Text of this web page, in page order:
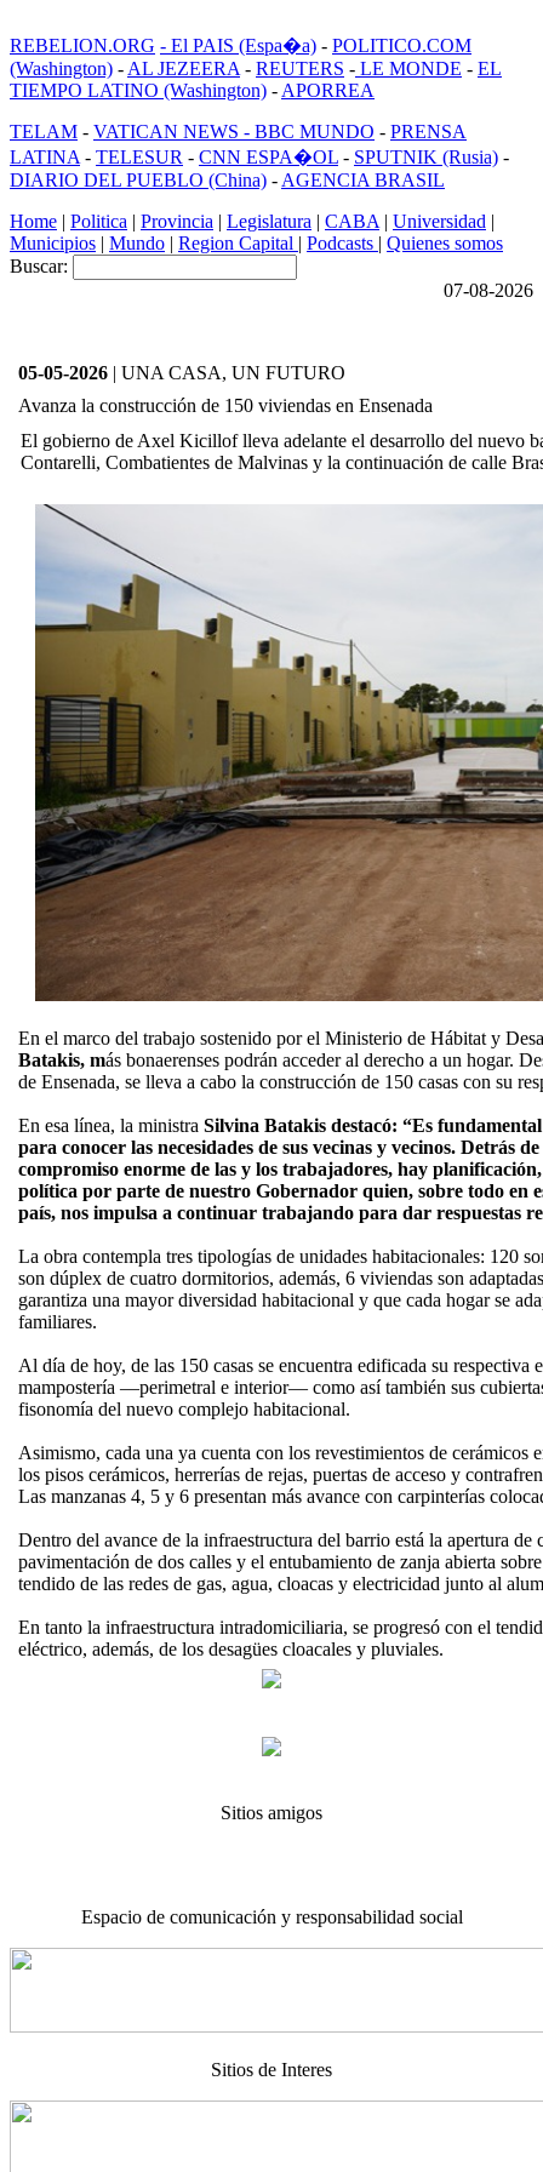
REBELION.ORG - El PAIS (Espa�a) - POLITICO.COM
(Washington) - AL JEZEERA - REUTERS - LE MONDE - EL
TIEMPO LATINO (Washington) - APORREA
TELAM - VATICAN NEWS - BBC MUNDO - PRENSA
LATINA - TELESUR - CNN ESPA�OL - SPUTNIK (Rusia) -
DIARIO DEL PUEBLO (China) - AGENCIA BRASIL
Home | Politica | Provincia | Legislatura | CABA | Universidad |
Municipios | Mundo | Region Capital | Podcasts | Quienes somos
Buscar:
07-08-2026
05-05-2026 | UNA CASA, UN FUTURO
Avanza la construcción de 150 viviendas en Ensenada
El gobierno de Axel Kicillof lleva adelante el desarrollo del nuevo
Contarelli, Combatientes de Malvinas y la continuación de calle
En el marco del trabajo sostenido por el Ministerio de Hábitat y
Batakis, más bonaerenses podrán acceder al derecho a un hogar.
de Ensenada, se lleva a cabo la construcción de 150 casas con su
En esa línea, la ministra Silvina Batakis destacó: “Es
para conocer las necesidades de sus vecinas y vecinos. Detrás
compromiso enorme de las y los trabajadores, hay
política por parte de nuestro Gobernador quien, sobre todo en
país, nos impulsa a continuar trabajando para dar respuestas
La obra contempla tres tipologías de unidades habitacionales: 120
son dúplex de cuatro dormitorios, además, 6 viviendas son
garantiza una mayor diversidad habitacional y que cada hogar se
familiares.
Al día de hoy, de las 150 casas se encuentra edificada su respectiva
mampostería —perimetral e interior— como así también sus
fisonomía del nuevo complejo habitacional.
Asimismo, cada una ya cuenta con los revestimientos de cerámicos
los pisos cerámicos, herrerías de rejas, puertas de acceso y
Las manzanas 4, 5 y 6 presentan más avance con carpinterías
Dentro del avance de la infraestructura del barrio está la apertura
pavimentación de dos calles y el entubamiento de zanja abierta
tendido de las redes de gas, agua, cloacas y electricidad junto al
En tanto la infraestructura intradomiciliaria, se progresó con el
eléctrico, además, de los desagües cloacales y pluviales.
Sitios amigos
Espacio de comunicación y responsabilidad social
Sitios de Interes